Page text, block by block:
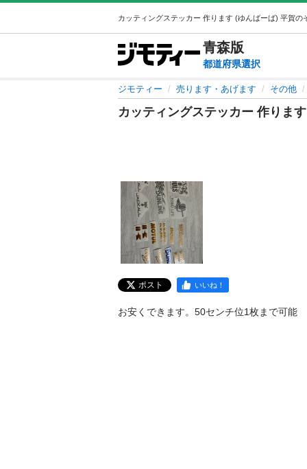
青森版
都道府県選択
ジモティー 売ります・あげます その他
カッティングステッカー 作ります
ポスト いいね！
お安くできます。50センチ位1枚まで可能